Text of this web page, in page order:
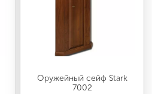
Оружейный сейф Stark
7002